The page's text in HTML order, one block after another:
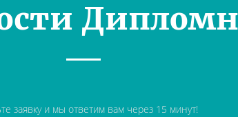
заявку и мы ответим вам через 15 минут!